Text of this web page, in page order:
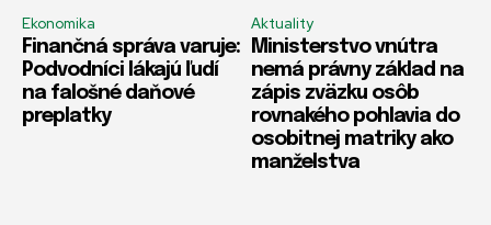
Ekonomika
Finančná správa varuje:
Podvodníci lákajú ľudí
na falošné daňové
preplatky
Aktuality
Ministerstvo vnútra
nemá právny základ na
zápis zväzku osôb
rovnakého pohlavia do
osobitnej matriky ako
manželstva